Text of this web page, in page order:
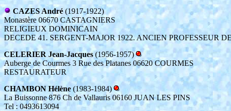
CAZES André (1917-1922)
Monastère 06670 CASTAGNIERS
RELIGIEUX DOMINICAIN
DECEDE 41. SERGENT-MAJOR 1922. ANCIEN PROFESSEUR
CELERIER Jean-Jacques (1956-1957)
Auberge de Courmes 3 Rue des Platanes 06620 COURMES
RESTAURATEUR
CHAMBON Hélène (1983-1984)
La Buissonne 876 Ch de Vallauris 06160 JUAN LES PINS
Tel : 0493613094